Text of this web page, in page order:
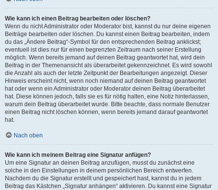
Wie kann ich einen Beitrag bearbeiten oder löschen?
Wenn du nicht Administrator oder Moderator bist, kannst du nur deine eigenen
Beiträge bearbeiten oder löschen. Du kannst einen Beitrag bearbeiten, indem
du das „Ändere Beitrag“-Symbol für den entsprechenden Beitrag anklickst;
eventuell ist dies nur für einen begrenzten Zeitraum nach seiner Erstellung
möglich. Wenn bereits jemand auf deinen Beitrag geantwortet hat, wird dein
Beitrag in der Themenansicht als überarbeitet gekennzeichnet. Es wird sowohl
die Anzahl als auch der letzte Zeitpunkt der Bearbeitungen angezeigt. Dieser
Hinweis erscheint nicht, wenn noch niemand auf deinen Beitrag geantwortet
hat oder wenn ein Administrator oder Moderator deinen Beitrag überarbeitet
hat. Diese können jedoch, falls sie es für nötig halten, eine Notiz hinterlassen,
warum dein Beitrag überarbeitet wurde. Bitte beachte, dass normale Benutzer
einen Beitrag nicht löschen können, wenn bereits jemand darauf geantwortet
hat.
Nach oben
Wie kann ich meinem Beitrag eine Signatur anfügen?
Um eine Signatur an deinen Beitrag anzufügen, musst du zunächst eine
solche in den Einstellungen in deinem persönlichen Bereich entwerfen.
Nachdem du die Signatur erstellt und gespeichert hast, kannst du in jedem
Beitrag das Kästchen „Signatur anhängen“ aktivieren. Du kannst eine Signatur